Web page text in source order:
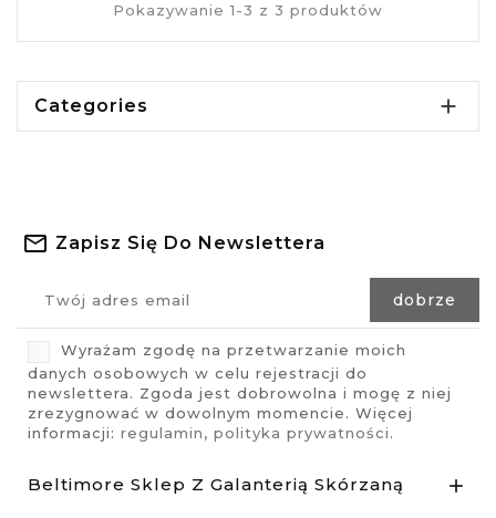
Pokazywanie 1-3 z 3 produktów
Categories 
Zapisz Się Do Newslettera
Wyrażam zgodę na przetwarzanie moich
danych osobowych w celu rejestracji do
newslettera. Zgoda jest dobrowolna i mogę z niej
zrezygnować w dowolnym momencie. Więcej
informacji: regulamin, polityka prywatności.
Beltimore Sklep Z Galanterią Skórzaną 